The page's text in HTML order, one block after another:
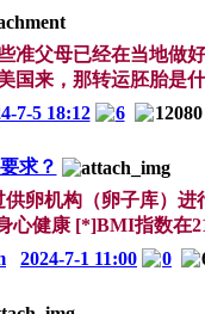
父母已经在当地做
国来，那转运胚胎是
7-5 18:12 6 12080
求？
卵机构（卵子库）
心健康 [*]BMI指数在
2024-7-1 11:00 0